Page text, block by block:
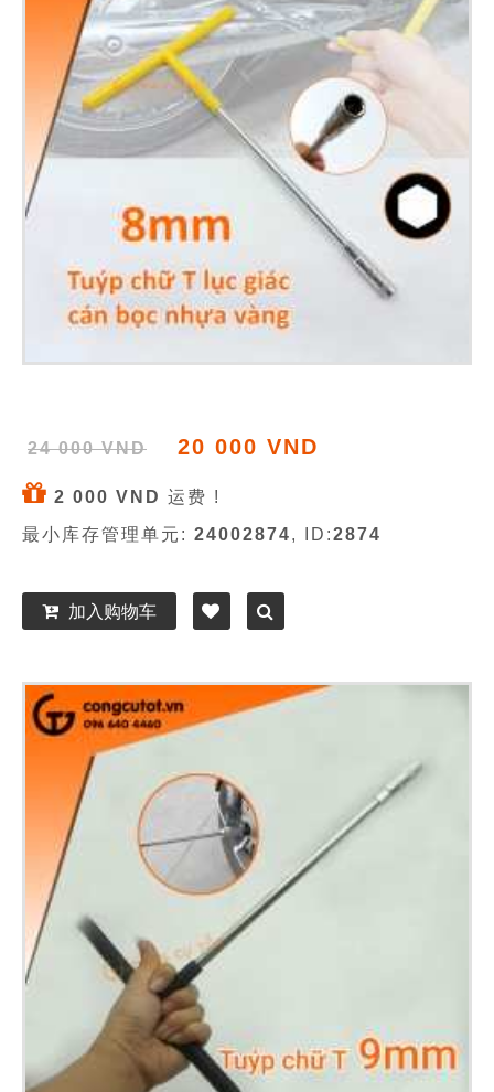
24 000 VND 20 000 VND
2 000 VND 运费 !
最小库存管理单元: 24002874, ID:2874
加入购物车